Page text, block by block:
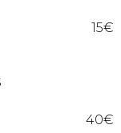
15€
40€